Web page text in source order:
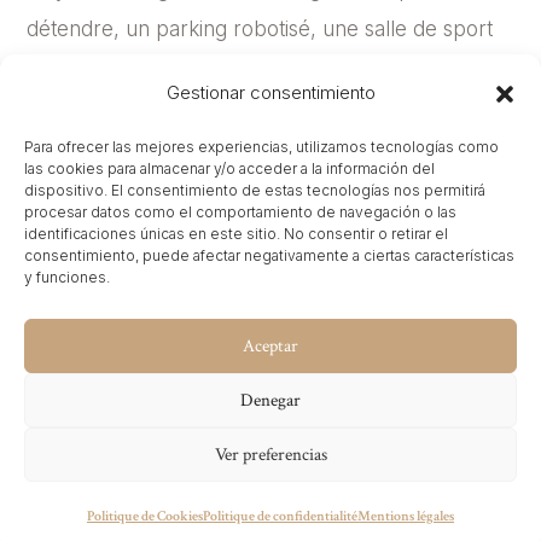
Gestionar consentimiento
Para ofrecer las mejores experiencias, utilizamos tecnologías como
las cookies para almacenar y/o acceder a la información del
dispositivo. El consentimiento de estas tecnologías nos permitirá
procesar datos como el comportamiento de navegación o las
identificaciones únicas en este sitio. No consentir o retirar el
consentimiento, puede afectar negativamente a ciertas características
y funciones.
Aceptar
Denegar
Ver preferencias
Politique de CookiesPolitique de confidentialitéMentions légales
détendre, un parking robotisé, une salle de sport
Depuis 2022, The Net Revenue dirige leur
stratégie commerciale, obtenant une croissance
solide et rentable, améliorant les tarifs sans perdre
d’occupation et atteignant une augmentation de
+57,9 % du revenu.
wecandoit@thenetrevenue.com